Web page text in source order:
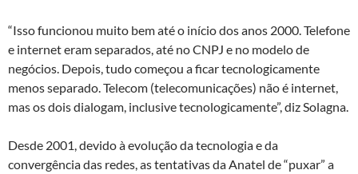
“Isso funcionou muito bem até o início dos anos 2000. Telefone
e internet eram separados, até no CNPJ e no modelo de
negócios. Depois, tudo começou a ficar tecnologicamente
menos separado. Telecom (telecomunicações) não é internet,
mas os dois dialogam, inclusive tecnologicamente”, diz Solagna.
Desde 2001, devido à evolução da tecnologia e da
convergência das redes, as tentativas da Anatel de “puxar” a